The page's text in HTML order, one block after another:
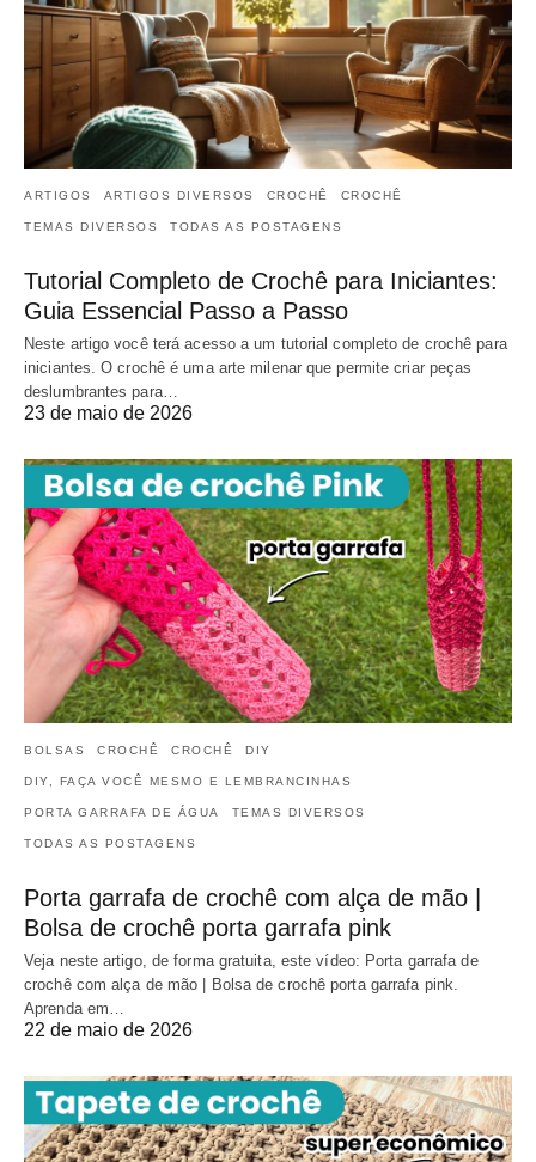
ARTIGOS ARTIGOS DIVERSOS CROCHÊ CROCHÊ
TEMAS DIVERSOS TODAS AS POSTAGENS
Tutorial Completo de Crochê para Iniciantes:
Guia Essencial Passo a Passo
Neste artigo você terá acesso a um tutorial completo de crochê para
iniciantes. O crochê é uma arte milenar que permite criar peças
deslumbrantes para…
23 de maio de 2026
BOLSAS CROCHÊ CROCHÊ DIY
DIY, FAÇA VOCÊ MESMO E LEMBRANCINHAS
PORTA GARRAFA DE ÁGUA TEMAS DIVERSOS
TODAS AS POSTAGENS
Porta garrafa de crochê com alça de mão |
Bolsa de crochê porta garrafa pink
Veja neste artigo, de forma gratuita, este vídeo: Porta garrafa de
crochê com alça de mão | Bolsa de crochê porta garrafa pink.
Aprenda em…
22 de maio de 2026